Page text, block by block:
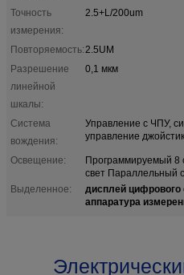
Точность
измерения:
2.5+L/200um
Повторяемость:2.5UM
Разрешение
линейной
шкалы:
0,1 мкм
Система
вождения:
Управление с ЧПУ,
управление
Освещение:
Программируемый 8
свет Параллельный
Выделенное:
дисплей цифрового
аппаратура